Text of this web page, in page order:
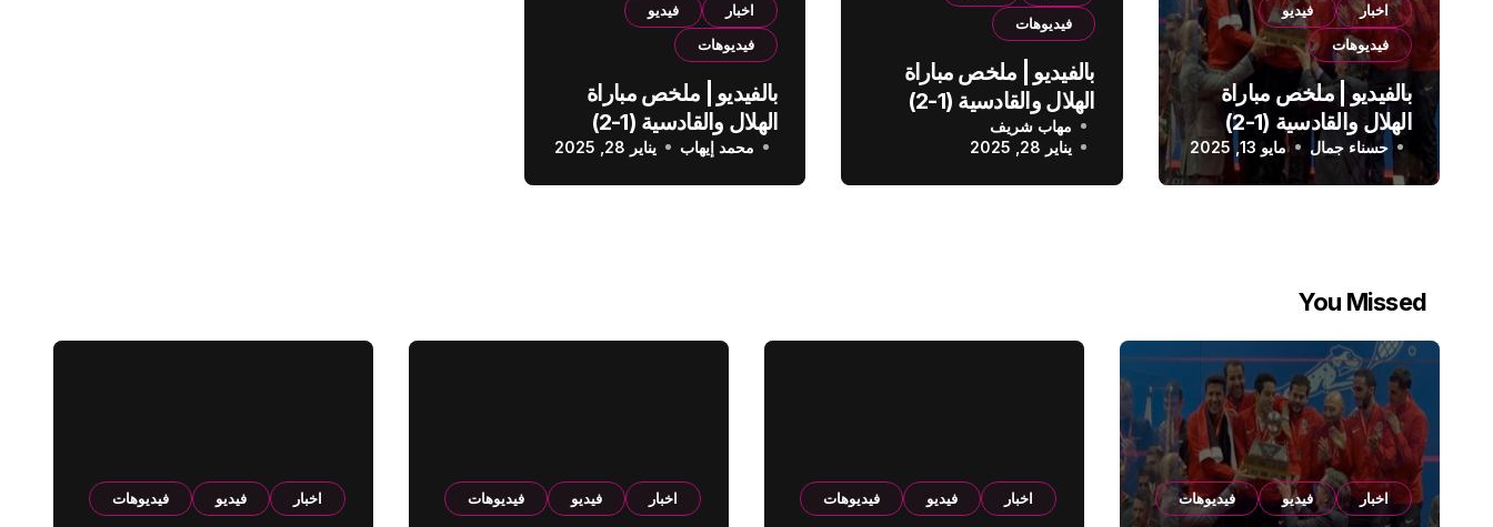
اخبار
فيديو
فيديوهات
بالفيديو | ملخص مباراة
الهلال والقادسية (1-2)
الدوري السعودي
حسناء جمال مايو 13, 2025
فيديوهات
بالفيديو | ملخص مباراة
الهلال والقادسية (1-2)
الدوري السعودي
مهاب شريف
يناير 28, 2025
اخبار
فيديو
فيديوهات
بالفيديو | ملخص مباراة
الهلال والقادسية (1-2)
الدوري السعودي
محمد إيهاب يناير 28, 2025
You Missed
اخبار فيديو فيديوهات اخبار فيديو فيديوهات اخبار فيديو فيديوهات اخبار فيديو فيديوهات